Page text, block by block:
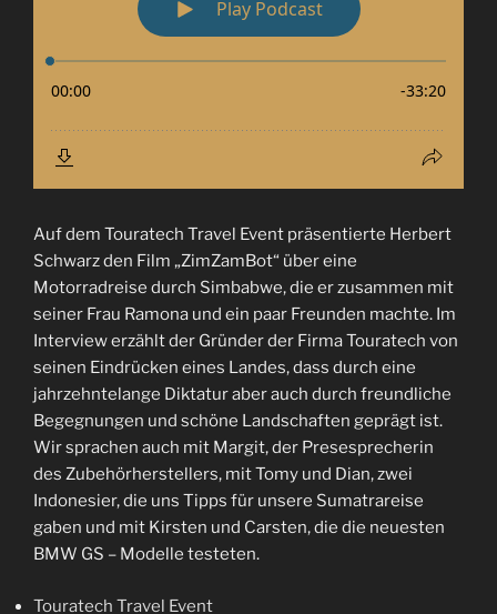
Auf dem Touratech Travel Event präsentierte Herbert
Schwarz den Film „ZimZamBot“ über eine
Motorradreise durch Simbabwe, die er zusammen mit
seiner Frau Ramona und ein paar Freunden machte. Im
Interview erzählt der Gründer der Firma Touratech von
seinen Eindrücken eines Landes, dass durch eine
jahrzehntelange Diktatur aber auch durch freundliche
Begegnungen und schöne Landschaften geprägt ist.
Wir sprachen auch mit Margit, der Presesprecherin
des Zubehörherstellers, mit Tomy und Dian, zwei
Indonesier, die uns Tipps für unsere Sumatrareise
gaben und mit Kirsten und Carsten, die die neuesten
BMW GS – Modelle testeten.
Touratech Travel Event